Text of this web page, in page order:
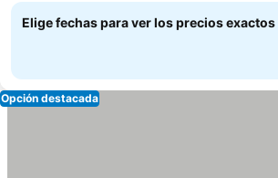
Elige fechas para ver los precios exactos
Opción destacada